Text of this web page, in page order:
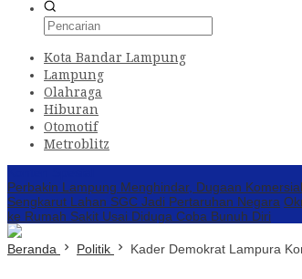
Kota Bandar Lampung
Lampung
Olahraga
Hiburan
Otomotif
Metroblitz
Perbakin Lampung Menghindar, Dugaan
Sengkarut Lahan SGC Jadi Pertaruhan Negara
ke Rumah Sakit Usai Diduga Coba Bunuh Diri
Beranda Politik Kader Demokrat Lampura